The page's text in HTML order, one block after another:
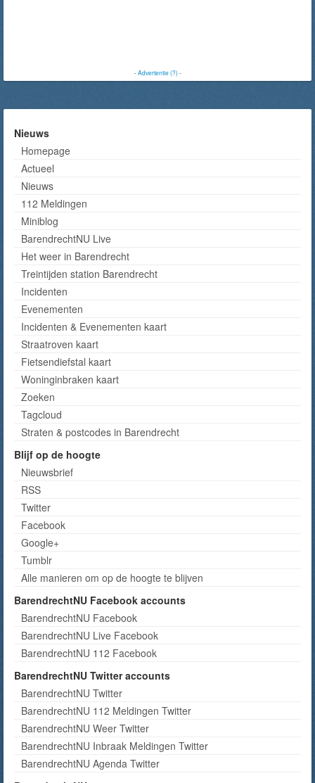
-Advertentie (?)-
Nieuws
Homepage
Actueel
Nieuws
112 Meldingen
Miniblog
BarendrechtNU Live
Het weer in Barendrecht
Treintijden station Barendrecht
Incidenten
Evenementen
Incidenten & Evenementen kaart
Straatroven kaart
Fietsendiefstal kaart
Woninginbraken kaart
Zoeken
Tagcloud
Straten & postcodes in Barendrecht
Blijf op de hoogte
Nieuwsbrief
RSS
Twitter
Facebook
Google+
Tumblr
Alle manieren om op de hoogte te blijven
BarendrechtNU Facebook accounts
BarendrechtNU Facebook
BarendrechtNU Live Facebook
BarendrechtNU 112 Facebook
BarendrechtNU Twitter accounts
BarendrechtNU Twitter
BarendrechtNU 112 Meldingen Twitter
BarendrechtNU Weer Twitter
BarendrechtNU Inbraak Meldingen Twitter
BarendrechtNU Agenda Twitter